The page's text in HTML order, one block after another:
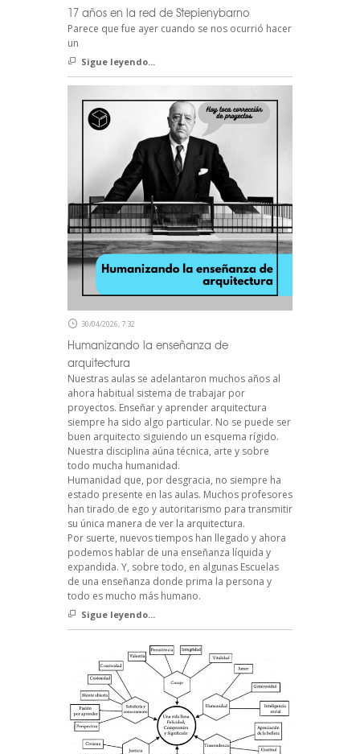
17 años en la red de Stepienybarno
Parece que fue ayer cuando se nos ocurrió hacer
un
Sigue leyendo...
30/04/2026, 7:32
Humanizando la enseñanza de
arquitectura
Nuestras aulas se adelantaron muchos años al
ahora habitual sistema de trabajar por
proyectos. Enseñar y aprender arquitectura
siempre ha sido algo particular. No se puede ser
buen arquitecto siguiendo un esquema rígido.
Nuestra disciplina aúna técnica, arte y sobre
todo mucha humanidad.
Humanidad que, por desgracia, no siempre ha
estado presente en las aulas. Muchos profesores
han tirado de ego y autoritarismo para transmitir
su única manera de ver la arquitectura.
Por suerte, nuevos tiempos han llegado y ahora
podemos hablar de una enseñanza líquida y
expandida. Y, sobre todo, en algunas Escuelas
de una enseñanza donde prima la persona y
todo es mucho más humano.
Sigue leyendo...